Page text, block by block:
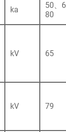
ka
50、
80
kV 65
kV 79